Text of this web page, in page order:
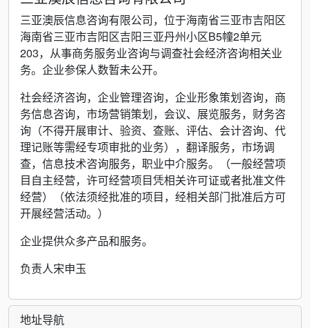
三亚澳辰信息咨询有限公司，位于海南省三亚市吉阳区
海南省三亚市吉阳区吉阳三亚丹州小区B5幢2单元
203，从事商务服务业咨询与调查社会经济咨询相关业
务。企业参保人数暂未公开。
社会经济咨询，企业管理咨询，企业形象策划咨询，商
务信息咨询，市场营销策划，会议、展览服务，财务咨
询（不得开展审计、验资、查账、评估、会计咨询、代
理记账等需经专项审批的业务），翻译服务，市场调
查，信息技术咨询服务，职业中介服务。（一般经营项
目自主经营，许可经营项目凭相关许可证或者批准文件
经营）（依法须经批准的项目，经相关部门批准后方可
开展经营活动。）
企业提供众多产品和服务。
负责人宋申玉
地址导航